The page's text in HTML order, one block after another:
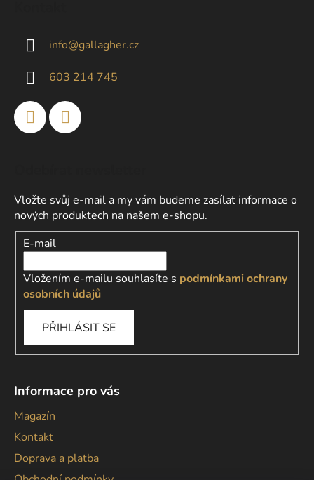
info@gallagher.cz
603 214 745
Vložte svůj e-mail a my vám budeme zasílat informace o
nových produktech na našem e-shopu.
E-mail
Vložením e-mailu souhlasíte s podmínkami ochrany
osobních údajů
PŘIHLÁSIT SE
Informace pro vás
Magazín
Kontakt
Doprava a platba